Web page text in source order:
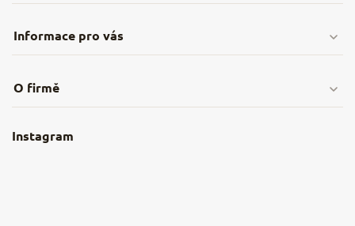
Informace pro vás
Obchodní podmínky
Nejčastější dotazy
Instagram
O firmě